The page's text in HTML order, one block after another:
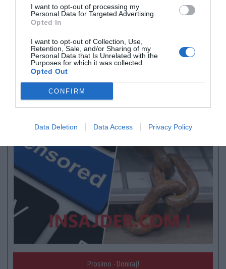
I want to opt-out of processing my
Personal Data for Targeted Advertising.
Opted In
I want to opt-out of Collection, Use,
Retention, Sale, and/or Sharing of my
Personal Data that Is Unrelated with the
Purposes for which it was collected.
Opted Out
CONFIRM
Data Deletion Data Access Privacy Policy
Potrebujemo močne mednarodne kriterije, s
katerimi bi identificirali jurisdikcije, ki niso
pripravljene sodelovati na davčnem področju,
sta še zapisala.
Naše delo na Insajder.com z donacijami omogočate bralci.
Prosimo - Doniraj!